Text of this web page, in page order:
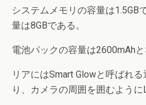
システムメモリの容量は1.5GB
量は8GBである。
電池パックの容量は2600mAhと
リアにはSmart Glowと呼ばれ
り、カメラの周囲を囲むように